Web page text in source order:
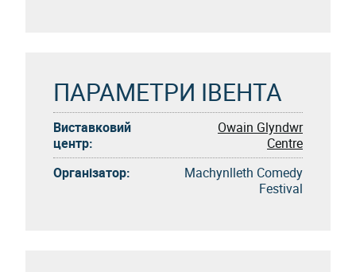
ПАРАМЕТРИ ІВЕНТА
Виставковий
центр:
Owain Glyndwr
Centre
Організатор:
Machynlleth Comedy
Festival